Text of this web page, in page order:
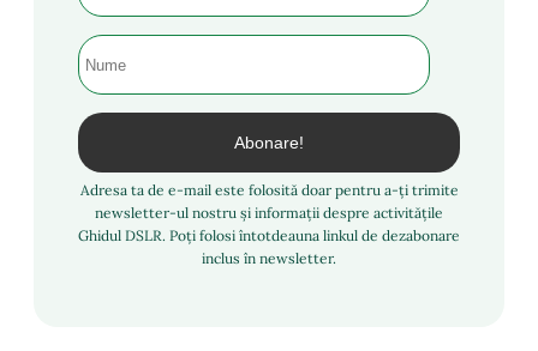
Adresa ta de e-mail este folosită doar pentru a-ți trimite
newsletter-ul nostru și informații despre activitățile
Ghidul DSLR. Poți folosi întotdeauna linkul de dezabonare
inclus în newsletter.